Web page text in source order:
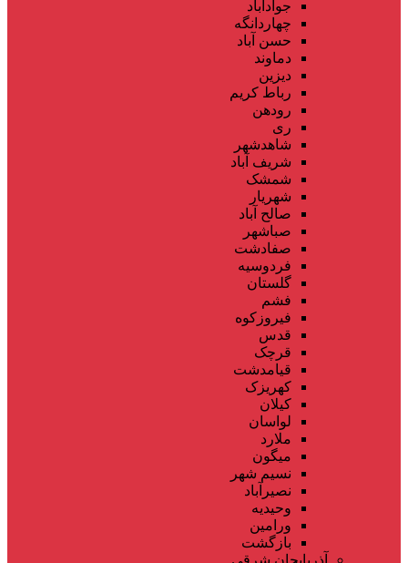
جوادآباد
چهاردانگه
حسن آباد
دماوند
دیزین
رباط کریم
رودهن
ری
شاهدشهر
شریف آباد
شمشک
شهریار
صالح آباد
صباشهر
صفادشت
فردوسیه
گلستان
فشم
فیروزکوه
قدس
قرچک
قیامدشت
کهریزک
کیلان
لواسان
ملارد
میگون
نسیم شهر
نصیرآباد
وحیدیه
ورامین
بازگشت
آذربایجان شرقی